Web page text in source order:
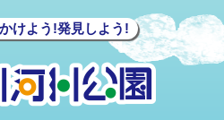
けよう!発見しよう!